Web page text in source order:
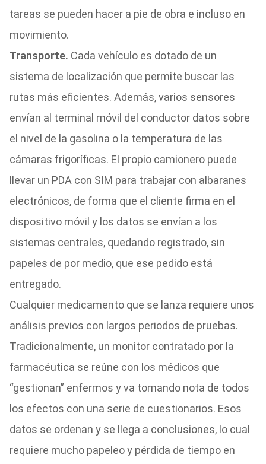
tareas se pueden hacer a pie de obra e incluso en
movimiento.
Transporte. Cada vehículo es dotado de un
sistema de localización que permite buscar las
rutas más eficientes. Además, varios sensores
envían al terminal móvil del conductor datos sobre
el nivel de la gasolina o la temperatura de las
cámaras frigoríficas. El propio camionero puede
llevar un PDA con SIM para trabajar con albaranes
electrónicos, de forma que el cliente firma en el
dispositivo móvil y los datos se envían a los
sistemas centrales, quedando registrado, sin
papeles de por medio, que ese pedido está
entregado.
Cualquier medicamento que se lanza requiere unos
análisis previos con largos periodos de pruebas.
Tradicionalmente, un monitor contratado por la
farmacéutica se reúne con los médicos que
“gestionan” enfermos y va tomando nota de todos
los efectos con una serie de cuestionarios. Esos
datos se ordenan y se llega a conclusiones, lo cual
requiere mucho papeleo y pérdida de tiempo en